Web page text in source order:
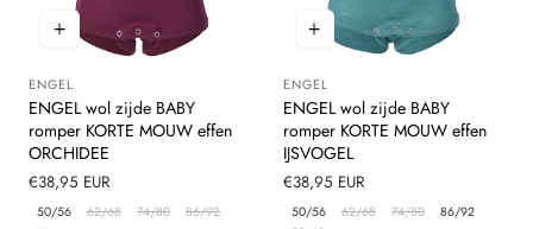
Leverancier:
ENGEL
ENGEL wol zijde BABY
romper KORTE MOUW effen
ORCHIDEE
Normale
prijs
€38,95 EUR
50/56 62/68 74/80
86/92
Leverancier:
ENGEL
ENGEL wol zijde BABY
romper KORTE MOUW effen
IJSVOGEL
Normale
prijs
€38,95 EUR
50/56 62/68 74/80
86/92